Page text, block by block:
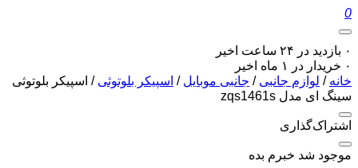
0
۰ بازدید در ۲۴ ساعت اخیر
۰ خریدار در ۱ ماه اخیر
خانه / لوازم جانبی / جانبی موبایل / اسپیکر بلوتوثی / اسپیکر بلوتوثی
سینگ ای مدل zqs1461s
اشتراک‌گذاری
موجود شد خبرم بده